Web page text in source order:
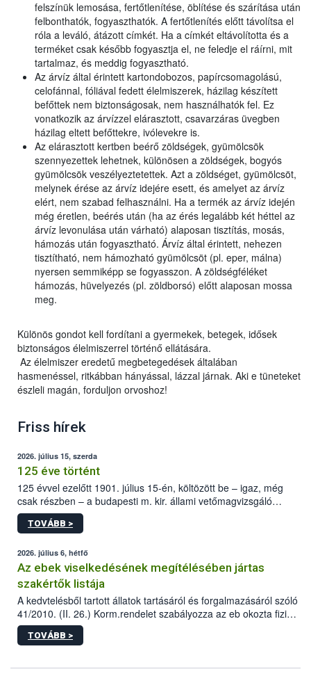
felszínük lemosása, fertőtlenítése, öblítése és szárítása után
felbonthatók, fogyaszthatók. A fertőtlenítés előtt távolítsa el
róla a leváló, átázott címkét. Ha a címkét eltávolította és a
terméket csak később fogyasztja el, ne feledje el ráírni, mit
tartalmaz, és meddig fogyasztható.
Az árvíz által érintett kartondobozos, papírcsomagolású,
celofánnal, fóliával fedett élelmiszerek, házilag készített
befőttek nem biztonságosak, nem használhatók fel. Ez
vonatkozik az árvízzel elárasztott, csavarzáras üvegben
házilag eltett befőttekre, ivólevekre is.
Az elárasztott kertben beérő zöldségek, gyümölcsök
szennyezettek lehetnek, különösen a zöldségek, bogyós
gyümölcsök veszélyeztetettek. Azt a zöldséget, gyümölcsöt,
melynek érése az árvíz idejére esett, és amelyet az árvíz
elért, nem szabad felhasználni. Ha a termék az árvíz idején
még éretlen, beérés után (ha az érés legalább két héttel az
árvíz levonulása után várható) alaposan tisztítás, mosás,
hámozás után fogyasztható. Árvíz által érintett, nehezen
tisztítható, nem hámozható gyümölcsöt (pl. eper, málna)
nyersen semmiképp se fogyasszon. A zöldségféléket
hámozás, hüvelyezés (pl. zöldborsó) előtt alaposan mossa
meg.
Különös gondot kell fordítani a gyermekek, betegek, idősek
biztonságos élelmiszerrel történő ellátására.
Az élelmiszer eredetű megbetegedések általában
hasmenéssel, ritkábban hányással, lázzal járnak. Aki e tüneteket
észleli magán, forduljon orvoshoz!
Friss hírek
2026. július 15, szerda
125 éve történt
125 évvel ezelőtt 1901. július 15-én, költözött be – igaz, még
csak részben – a budapesti m. kir. állami vetőmagvizsgáló
állomás a Kis Rókus utca 15. szám alatti, Czigler Győző által
tervezett új épületébe.
TOVÁBB >
2026. július 6, hétfő
Az ebek viselkedésének megítélésében jártas
szakértők listája
A kedvtelésből tartott állatok tartásáról és forgalmazásáról szóló
41/2010. (II. 26.) Korm.rendelet szabályozza az eb okozta fizikai
sérülés, illetve ennek veszélye keletkezésekor felmerülő
hatósági feladatokat, valamint a veszélyes eb tartását és annak
vonni az ebek viselkedésének megítélésében jártas szakértőt.
TOVÁBB >